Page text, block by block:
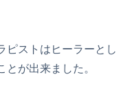
ピストはヒーラーとし
が出来ました。